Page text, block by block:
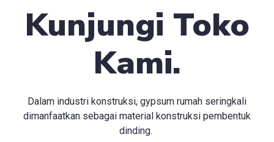
Kunjungi Toko
Kami.
Dalam industri konstruksi, gypsum rumah seringkali
dimanfaatkan sebagai material konstruksi pembentuk
dinding.